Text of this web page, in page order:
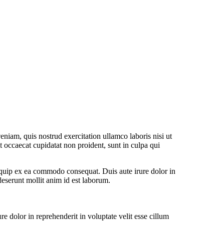
quis nostrud exercitation ullamco laboris nisi ut
cupidatat non proident, sunt in culpa qui
ex ea commodo consequat. Duis aute irure dolor in
mollit anim id est laborum.
dolor in reprehenderit in voluptate velit esse cillum